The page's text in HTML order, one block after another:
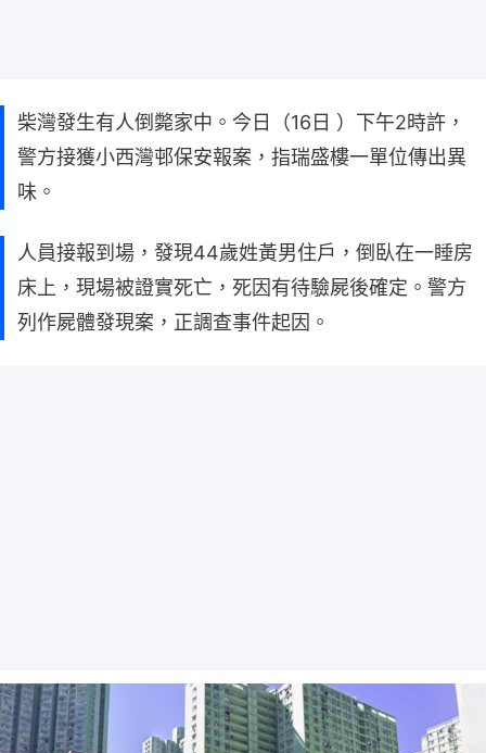
柴灣發生有人倒斃家中。今日（16日 ）下午2時許，
警方接獲小西灣邨保安報案，指瑞盛樓一單位傳出異
味。
人員接報到場，發現44歲姓黃男住戶，倒臥在一睡房
床上，現場被證實死亡，死因有待驗屍後確定。警方
列作屍體發現案，正調查事件起因。